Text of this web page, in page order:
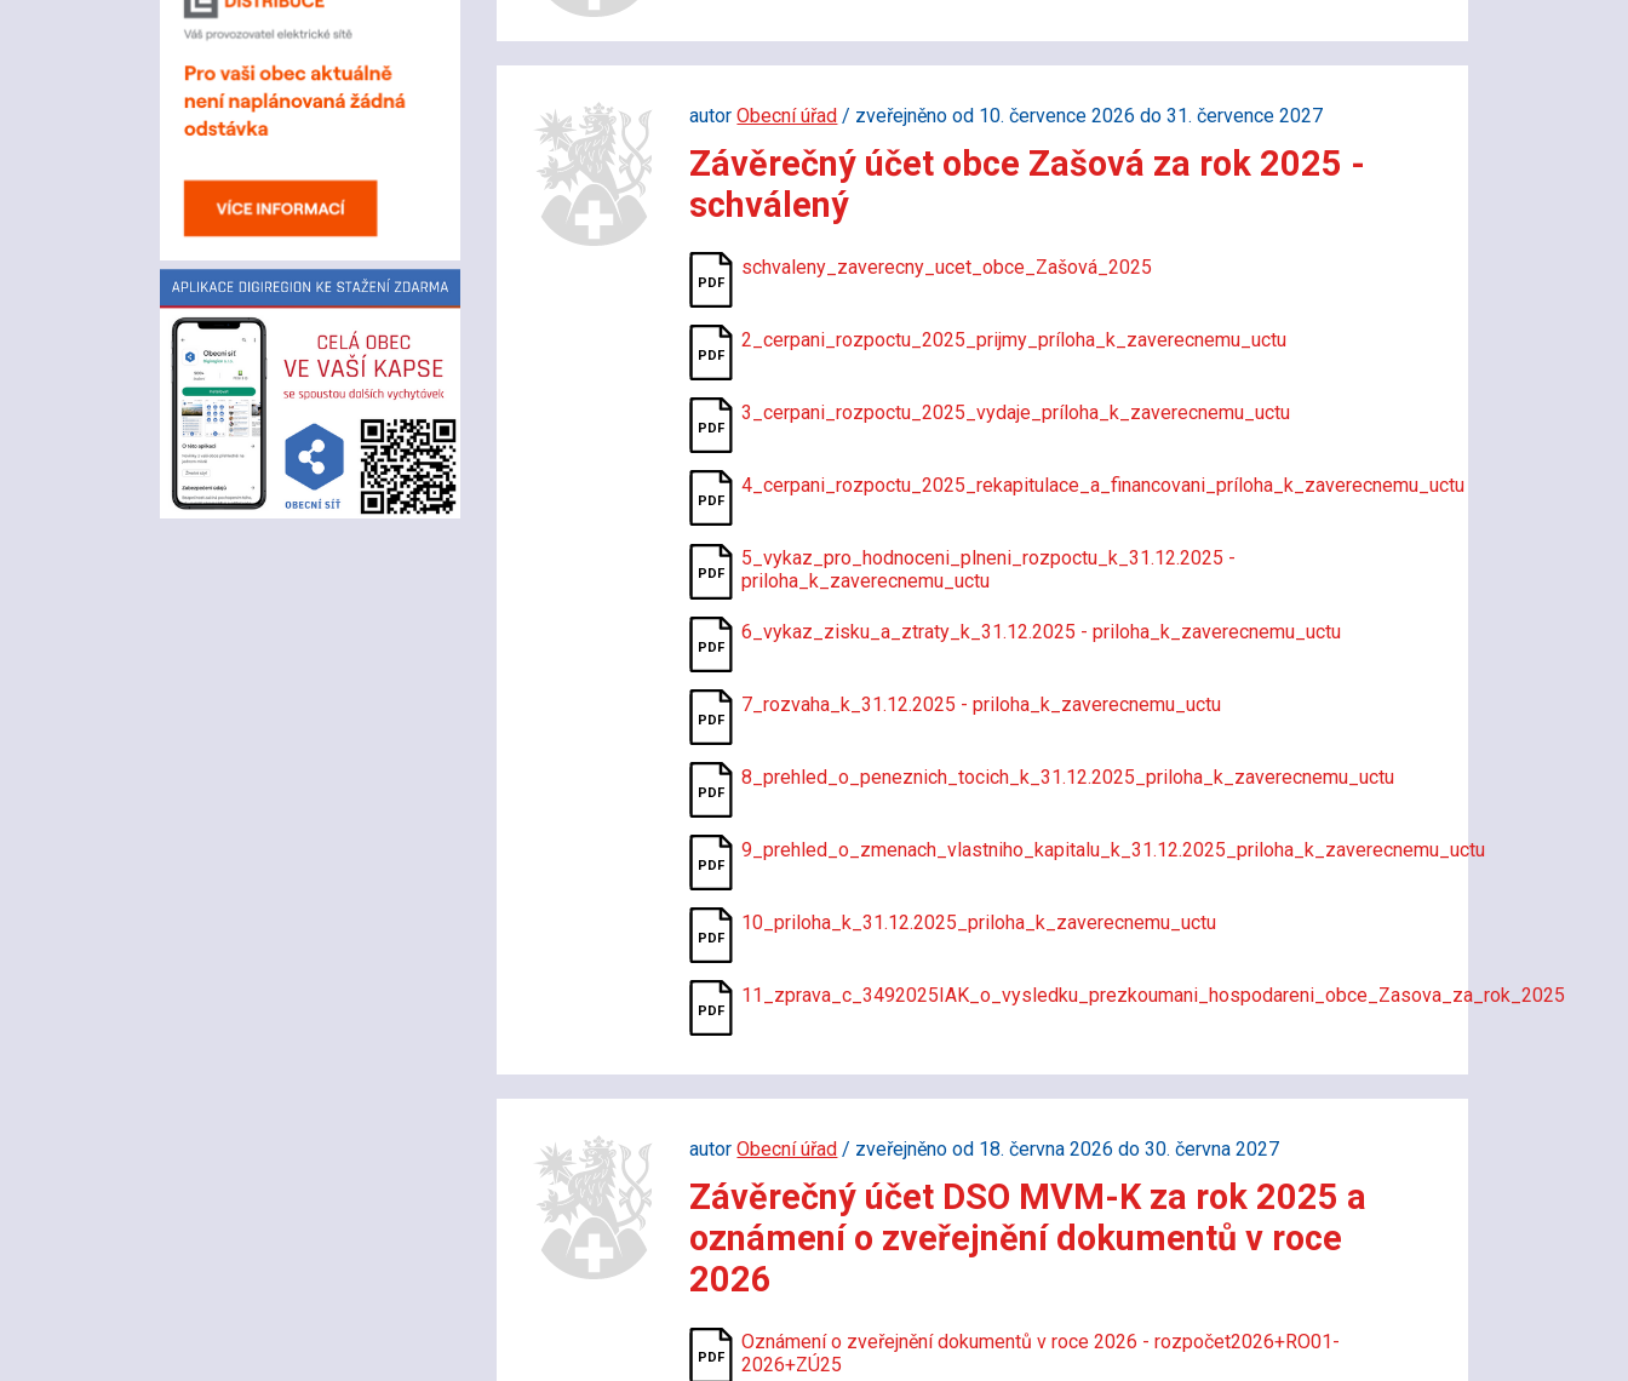
autorObecní úřad / zveřejněno od 10. července 2026 do 31. července 2027
Závěrečný účet obce Zašová za rok 2025 -
schválený
schvaleny_zaverecny_ucet_obce_Zašová_2025
2_cerpani_rozpoctu_2025_prijmy_príloha_k_zaverecnemu_uctu
3_cerpani_rozpoctu_2025_vydaje_príloha_k_zaverecnemu_uctu
4_cerpani_rozpoctu_2025_rekapitulace_a_financovani_príloha_k_zaverecnemu_uctu
5_vykaz_pro_hodnoceni_plneni_rozpoctu_k_31.12.2025 -
priloha_k_zaverecnemu_uctu
6_vykaz_zisku_a_ztraty_k_31.12.2025 - priloha_k_zaverecnemu_uctu
7_rozvaha_k_31.12.2025 - priloha_k_zaverecnemu_uctu
8_prehled_o_peneznich_tocich_k_31.12.2025_priloha_k_zaverecnemu_uctu
9_prehled_o_zmenach_vlastniho_kapitalu_k_31.12.2025_priloha_k_zaverecnemu_uctu
10_priloha_k_31.12.2025_priloha_k_zaverecnemu_uctu
11_zprava_c_3492025IAK_o_vysledku_prezkoumani_hospodareni_obce_Zasova_za_rok_2025
autorObecní úřad / zveřejněno od 18. června 2026 do 30. června 2027
Závěrečný účet DSO MVM-K za rok 2025 a
oznámení o zveřejnění dokumentů v roce
2026
Oznámení o zveřejnění dokumentů v roce 2026 - rozpočet2026+RO01-
2026+ZÚ25